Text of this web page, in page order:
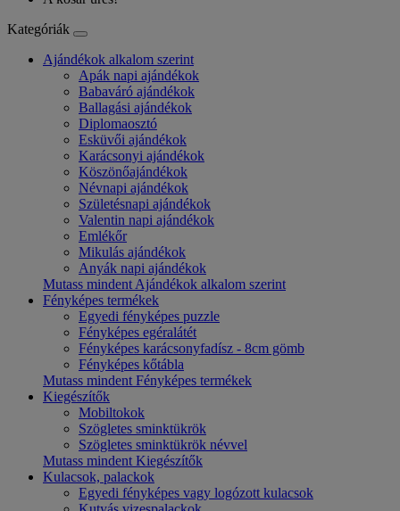
Kategóriák
Ajándékok alkalom szerint
Apák napi ajándékok
Babaváró ajándékok
Ballagási ajándékok
Diplomaosztó
Esküvői ajándékok
Karácsonyi ajándékok
Köszönőajándékok
Névnapi ajándékok
Születésnapi ajándékok
Valentin napi ajándékok
Emlékőr
Mikulás ajándékok
Anyák napi ajándékok
Mutass mindent Ajándékok alkalom szerint
Fényképes termékek
Egyedi fényképes puzzle
Fényképes egéralátét
Fényképes karácsonyfadísz - 8cm gömb
Fényképes kőtábla
Mutass mindent Fényképes termékek
Kiegészítők
Mobiltokok
Szögletes sminktükrök
Szögletes sminktükrök névvel
Mutass mindent Kiegészítők
Kulacsok, palackok
Egyedi fényképes vagy logózott kulacsok